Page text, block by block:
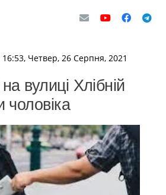
16:53, Четвер, 26 Серпня, 2021
вулиці Хлібній
чоловіка